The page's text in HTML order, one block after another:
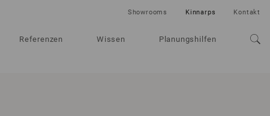
Referenzen Wissen Planungshilfen
Showrooms Kinnarps Kontakt